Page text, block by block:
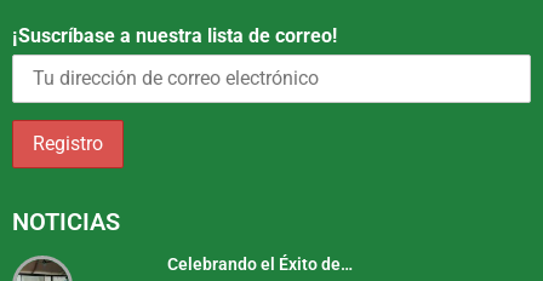
¡Suscríbase a nuestra lista de correo!
NOTICIAS
Celebrando el Éxito de…